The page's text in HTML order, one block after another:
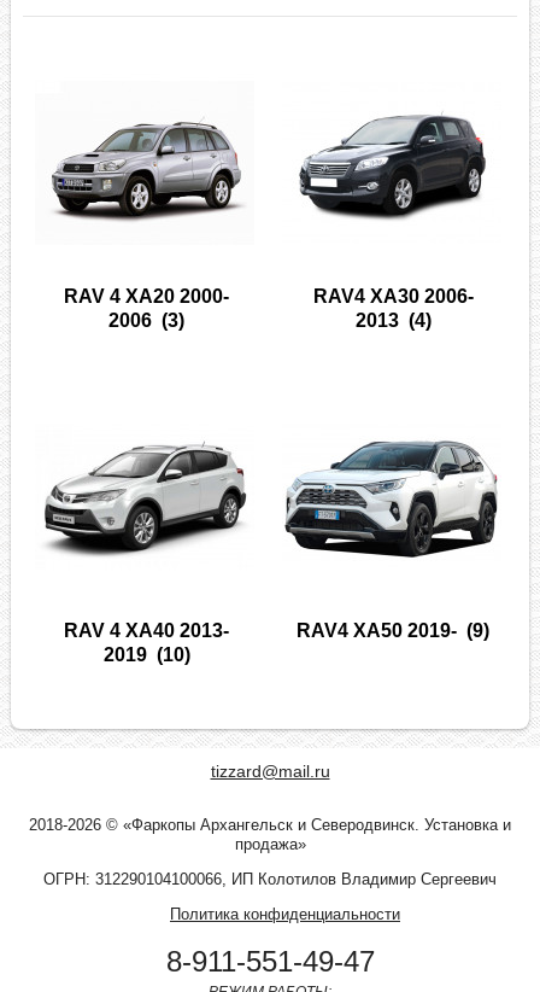
RAV 4 XA20 2000-
2006 (3)
RAV4 XA30 2006-
2013(4)
RAV 4 XA40 2013-
2019(10)
RAV4 XA50 2019- (9)
tizzard@mail.ru
2018-2026 © «Фаркопы Архангельск и Северодвинск. Установка и
продажа»
ОГРН: 312290104100066, ИП Колотилов Владимир Сергеевич
Политика конфиденциальности
8-911-551-49-47